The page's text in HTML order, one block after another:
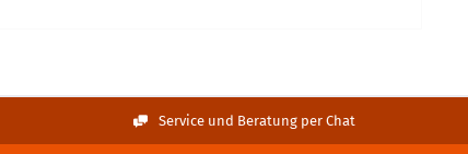
Service und Beratung per Chat